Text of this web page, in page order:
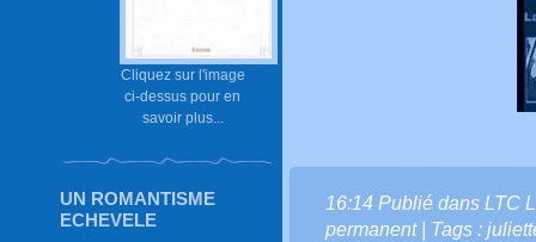
Cliquez sur l'image
ci-dessus pour en
savoir plus...
UN ROMANTISME
ECHEVELE
16:14 Publié dans LTC
permanent| Tags :